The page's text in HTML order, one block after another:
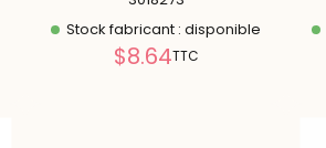
Stock fabricant : disponible
Prix
$8.64TTC